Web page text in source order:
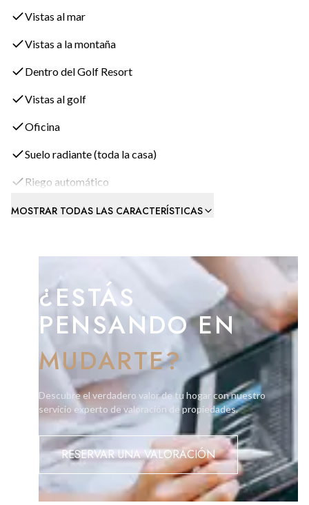
bodega, un gimnasio totalmente equipado y una sala de
juegos, todo con suelos de mármol envejecido.
Esta villa de lujo ofrece una experiencia de vida única,
combinando confort, estilo y vistas espectaculares.
Vistas al mar
Vistas a la montaña
Dentro del Golf Resort
Vistas al golf
Oficina
Suelo radiante (toda la casa)
Riego automático
MOSTRAR TODAS LAS CARACTERÍSTICAS
¿ESTÁS
PENSANDO EN
MUDARTE?
Descubre el verdadero valor de tu hogar con nuestro
servicio experto de valoración de propiedades.
RESERVAR UNA VALORACIÓN